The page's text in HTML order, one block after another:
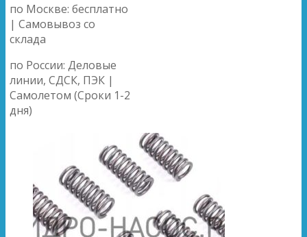
по Москве: бесплатно
| Самовывоз со
склада
по России: Деловые
линии, СДСК, ПЭК |
Самолетом (Сроки 1-2
дня)